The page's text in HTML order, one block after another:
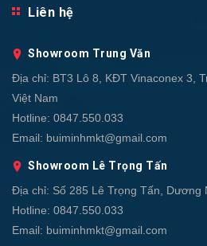
Liên hệ
Showroom Trung Văn
Địa chỉ: BT3 Lô 8, KĐT Vinaconex 3,
Việt Nam
Hotline: 0847.550.033
Email: buiminhmkt@gmail.com
Showroom Lê Trọng Tấn
Địa chỉ: Số 285 Lê Trọng Tấn, Dương
Hotline: 0847.550.033
Email: buiminhmkt@gmail.com